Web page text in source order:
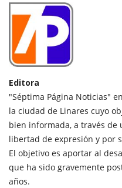
Editora
"Séptima Página Noticias"
la ciudad de Linares cuyo
bien informada, a través
libertad de expresión y por
El objetivo es aportar al
que ha sido gravemente
años.